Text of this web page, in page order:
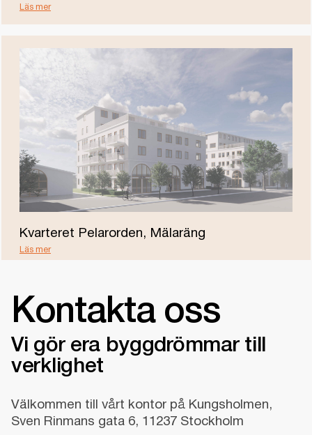
Läs mer
Kvarteret Pelarorden, Mälaräng
Läs mer
Kontakta oss
Vi gör era byggdrömmar till
verklighet
Välkommen till vårt kontor på Kungsholmen,
Sven Rinmans gata 6, 11237 Stockholm